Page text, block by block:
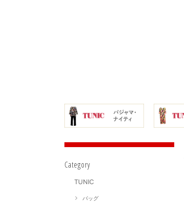
Category
TUNIC
バッグ